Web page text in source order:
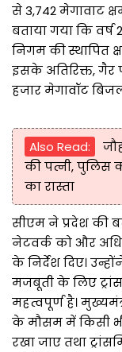
से 3,742 मेगावाट
बताया गया कि वर्ष
निगम की स्थापित
इसके अतिरिक्त, गैर
हजार मेगावॉट
Also Read:
की पत्नी, पुलिस
का रास्ता
सीएम ने प्रदेश की
नेटवर्क को और
के निर्देश दिए।
मजबूती के लिए
महत्वपूर्ण है।
के मौसम में किसी
रखा जाए तथा